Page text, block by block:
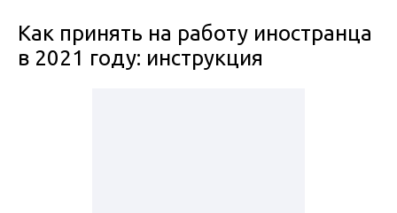
Как принять на работу иностранца
в 2021 году: инструкция